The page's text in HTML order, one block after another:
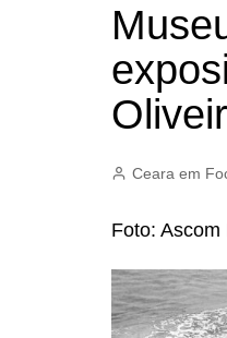
Ceara em
Foto: